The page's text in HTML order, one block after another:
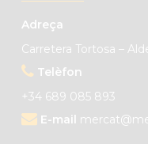
Adreça
Carretera Tortosa –
Telèfon
+34 689 085 893
E-mail